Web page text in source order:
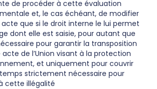
de procéder à cette évaluation
et, le cas échéant, de modifier
que si le droit interne le lui permet
dont elle est saisie, pour autant que
pour garantir la transposition
acte de l’Union visant à la protection
et uniquement pour couvrir
strictement nécessaire pour
cette illégalité